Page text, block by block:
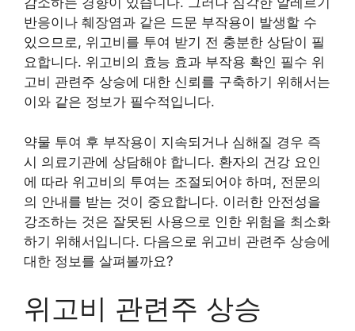
반응이나 췌장염과 같은 드문 부작용이 발생할 수
있으므로, 위고비를 투여 받기 전 충분한 상담이 필
요합니다. 위고비의 효능 효과 부작용 확인 필수 위
고비 관련주 상승에 대한 신뢰를 구축하기 위해서는
이와 같은 정보가 필수적입니다.
약물 투여 후 부작용이 지속되거나 심해질 경우 즉
시 의료기관에 상담해야 합니다. 환자의 건강 요인
에 따라 위고비의 투여는 조절되어야 하며, 전문의
의 안내를 받는 것이 중요합니다. 이러한 안전성을
강조하는 것은 잘못된 사용으로 인한 위험을 최소화
하기 위해서입니다. 다음으로 위고비 관련주 상승에
대한 정보를 살펴볼까요?
위고비 관련주 상승